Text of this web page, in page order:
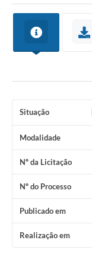
Situação
Modalidade
Nº da Licitação
Nº do Processo
Publicado em
Realização em